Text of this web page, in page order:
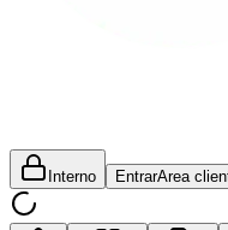
Interno EntrarArea